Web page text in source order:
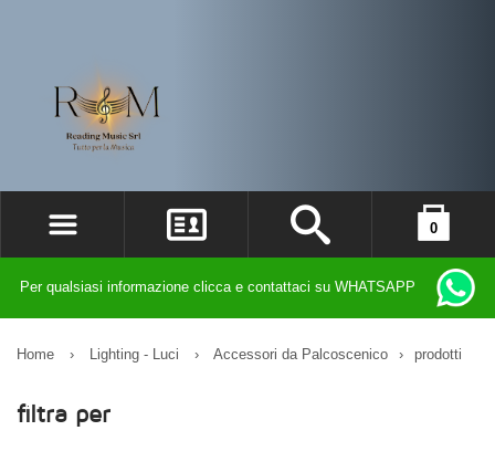
ACCEDI
REGISTRATI
0
Per qualsiasi informazione clicca e contattaci su WHATSAPP
Home › Lighting - Luci › Accessori da Palcoscenico › prodotti
filtra per